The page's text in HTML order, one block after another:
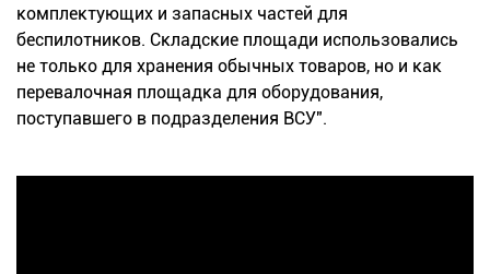
комплектующих и запасных частей для
беспилотников. Складские площади использовались
не только для хранения обычных товаров, но и как
перевалочная площадка для оборудования,
поступавшего в подразделения ВСУ".